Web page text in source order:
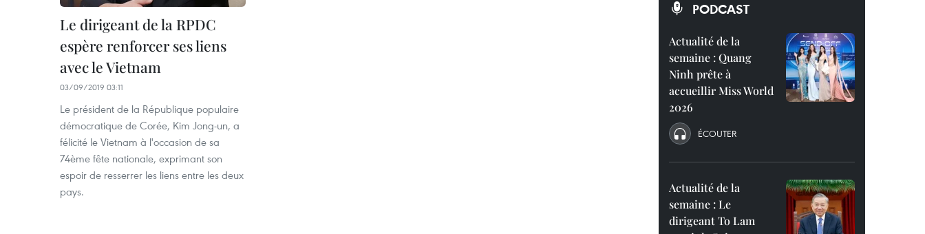
Le dirigeant de la RPDC
espère renforcer ses liens
avec le Vietnam
03/09/2019 03:11
Le président de la République populaire
démocratique de Corée, Kim Jong-un, a
félicité le Vietnam à l'occasion de sa
74ème fête nationale, exprimant son
espoir de resserrer les liens entre les deux
pays.
PODCAST
Actualité de la
semaine : Quang
Ninh prête à
accueillir Miss World
2026
ÉCOUTER
Actualité de la
semaine : Le
dirigeant To Lam